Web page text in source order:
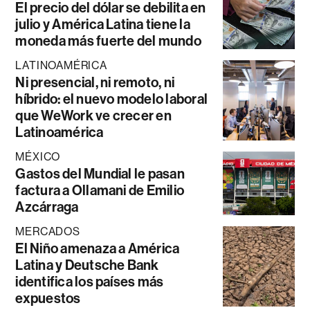
El precio del dólar se debilita en
julio y América Latina tiene la
moneda más fuerte del mundo
LATINOAMÉRICA
Ni presencial, ni remoto, ni
híbrido: el nuevo modelo laboral
que WeWork ve crecer en
Latinoamérica
MÉXICO
Gastos del Mundial le pasan
factura a Ollamani de Emilio
Azcárraga
MERCADOS
El Niño amenaza a América
Latina y Deutsche Bank
identifica los países más
expuestos